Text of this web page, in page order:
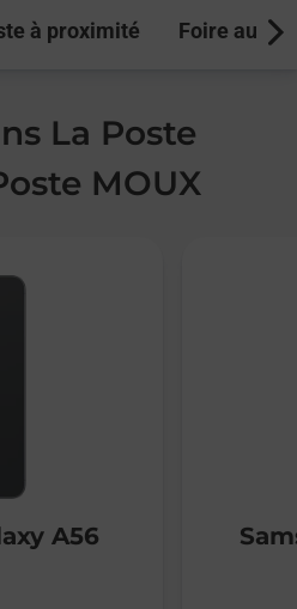
à proximité Foire aux
La Poste
MOUX
A56